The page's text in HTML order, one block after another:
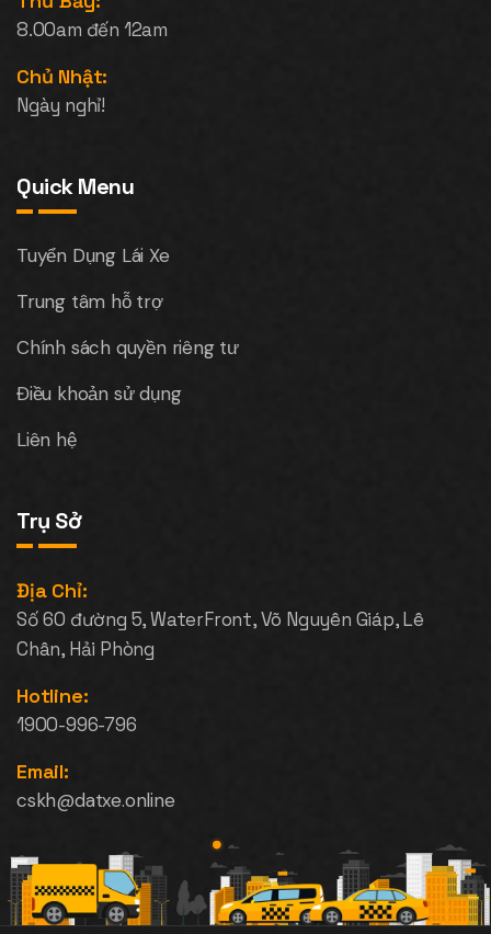
8.00am đến 12am
Chủ Nhật:
Ngày nghỉ!
Quick Menu
Tuyển Dụng Lái Xe
Trung tâm hỗ trợ
Chính sách quyền riêng tư
Điều khoản sử dụng
Liên hệ
Trụ Sở
Địa Chỉ:
Số 60 đường 5, WaterFront, Võ Nguyên Giáp, Lê
Chân, Hải Phòng
Hotline:
1900-996-796
Email:
cskh@datxe.online